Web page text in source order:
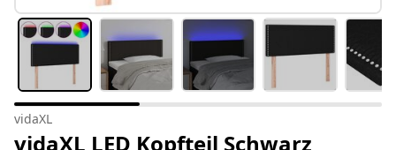
vidaXL
vidaXL LED Kopfteil Schwarz